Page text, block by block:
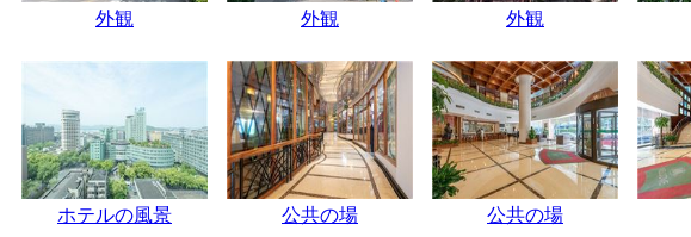
外観 外観 外観
ホテルの風景 公共の場 公共の場